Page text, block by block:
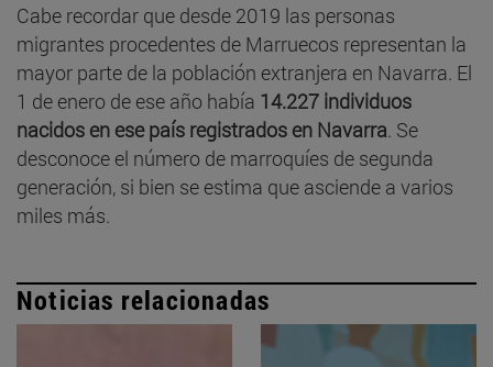
Cabe recordar que desde 2019 las personas
migrantes procedentes de Marruecos representan la
mayor parte de la población extranjera en Navarra. El
1 de enero de ese año había 14.227 individuos
nacidos en ese país registrados en Navarra. Se
desconoce el número de marroquíes de segunda
generación, si bien se estima que asciende a varios
miles más.
Noticias relacionadas